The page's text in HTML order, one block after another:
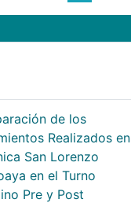
de los
Realizados en
San Lorenzo
en el Turno
Pre y Post